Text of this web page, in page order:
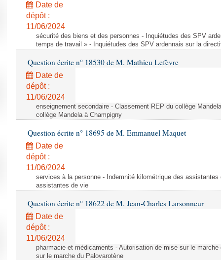
Date de
dépôt :
11/06/2024
sécurité des biens et des personnes - Inquiétudes des SPV
temps de travail » - Inquiétudes des SPV ardennais sur la
Question écrite n° 18530 de M. Mathieu Lefèvre
Date de
dépôt :
11/06/2024
enseignement secondaire - Classement REP du collège
collège Mandela à Champigny
Question écrite n° 18695 de M. Emmanuel Maquet
Date de
dépôt :
11/06/2024
services à la personne - Indemnité kilométrique des
assistantes de vie
Question écrite n° 18622 de M. Jean-Charles Larsonneur
Date de
dépôt :
11/06/2024
pharmacie et médicaments - Autorisation de mise sur le
sur le marche du Palovarotène